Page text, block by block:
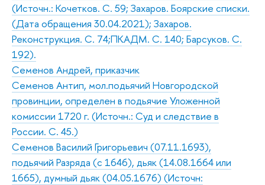
(Источн.: Кочетков. С. 59; Захаров. Боярские списки.
(Дата обращения 30.04.2021); Захаров.
Реконструкция. С. 74;ПКАДМ. С. 140; Барсуков. С.
192).
Семенов Андрей, приказчик
Семенов Антип, мол.подьячий Новгородской
провинции, определен в подьячие Уложенной
комиссии 1720 г. (Источн.: Суд и следствие в
России. С. 45.)
Семенов Василий Григорьевич (07.11.1693),
подьячий Разряда (с 1646), дьяк (14.08.1664 или
1665), думный дьяк (04.05.1676) (Источн: